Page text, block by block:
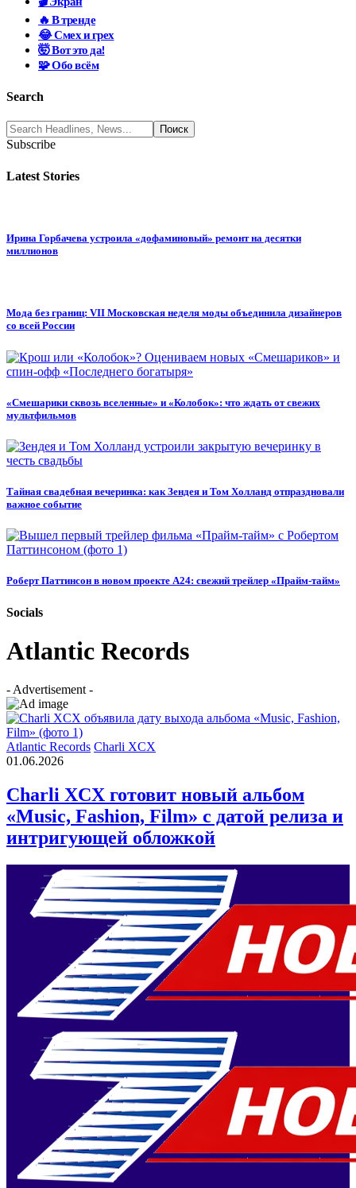
🔥 В тренде
😂 Смех и грех
🤯 Вот это да!
🧩 Обо всём
Search
Subscribe
Latest Stories
Ирина Горбачева устроила «дофаминовый» ремонт на десятки
миллионов
Мода без границ: VII Московская неделя моды объединила дизайнеров
со всей России
«Смешарики сквозь вселенные» и «Колобок»: что ждать от свежих
мультфильмов
Тайная свадебная вечеринка: как Зендея и Том Холланд отпраздновали
важное событие
Роберт Паттинсон в новом проекте A24: свежий трейлер «Прайм-тайм»
Socials
Atlantic Records
- Advertisement -
Atlantic Records Charli XCX
01.06.2026
Charli XCX готовит новый альбом
«Music, Fashion, Film» с датой релиза и
интригующей обложкой